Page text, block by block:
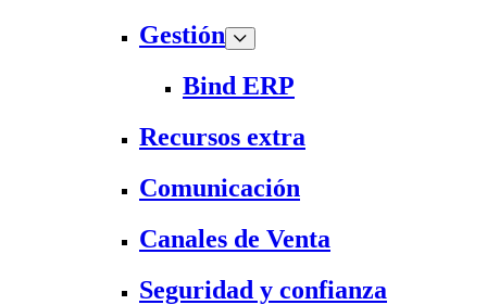
Gestión
Bind ERP
Recursos extra
Comunicación
Canales de Venta
Seguridad y confianza